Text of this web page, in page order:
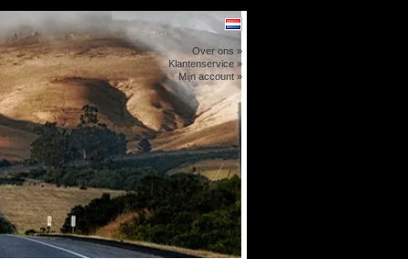
Over ons »
Klantenservice »
Mijn account »